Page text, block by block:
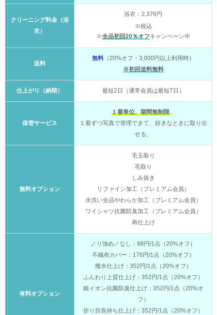
クリーニング料金（浴
衣）
浴衣：2,376円
※税込
※全品初回20％オフキャンペーン中
送料
無料（20%オフ・3,000円以上利用時）
※初回送料無料
仕上がり（納期） 最短2日（通常会員は最短7日）
保管サービス
１着単位、期間無制限。
１着ずつ写真で管理できて、好きなときに取り出
せる。
無料オプション
毛玉取り
毛取り
しみ抜き
リファイン加工（プレミアム会員）
水洗い全品やわらか加工（プレミアム会員）
ワイシャツ抗菌防臭加工（プレミアム会員）
再仕上げ
有料オプション
ノリ強め／なし：88円/1点（20%オフ）
不織布カバー：176円/1点（20%オフ）
撥水仕上げ：352円/1点（20%オフ）
ふんわり上質仕上げ：352円/1点（20%オフ）
銀イオン抗菌防臭仕上げ：352円/1点（20%オ
フ）
折り目長持ち仕上げ：352円/1点（20%オフ）